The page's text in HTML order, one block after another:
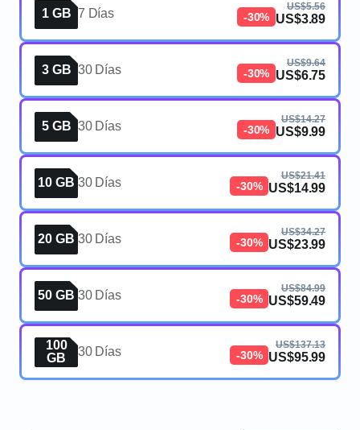
1 GB 7 Días -30%
US$5.56
US$3.89
3 GB 30 Días -30%
US$9.64
US$6.75
5 GB 30 Días -30%
US$14.27
US$9.99
10 GB 30 Días -30%
US$21.41
US$14.99
20 GB 30 Días -30%
US$34.27
US$23.99
50 GB 30 Días -30%
US$84.99
US$59.49
100
GB
30 Días -30%
US$137.13
US$95.99